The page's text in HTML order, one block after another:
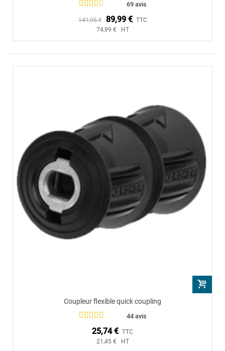
69 avis
141,95 € 89,99 € TTC
74,99 € HT
Coupleur flexible quick coupling
44 avis
25,74 € TTC
21,45 € HT